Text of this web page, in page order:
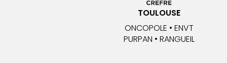
TOULOUSE
ONCOPOLE • ENVT
PURPAN • RANGUEIL